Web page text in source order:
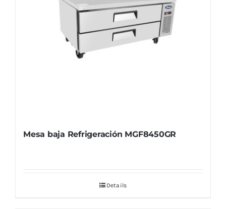
Mesa baja Refrigeración MGF8450GR
Details